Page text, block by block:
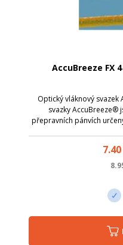
AccuBreeze FX
Optický vláknový svazek
svazky AccuBreeze®
přepravních pánvích
7.40